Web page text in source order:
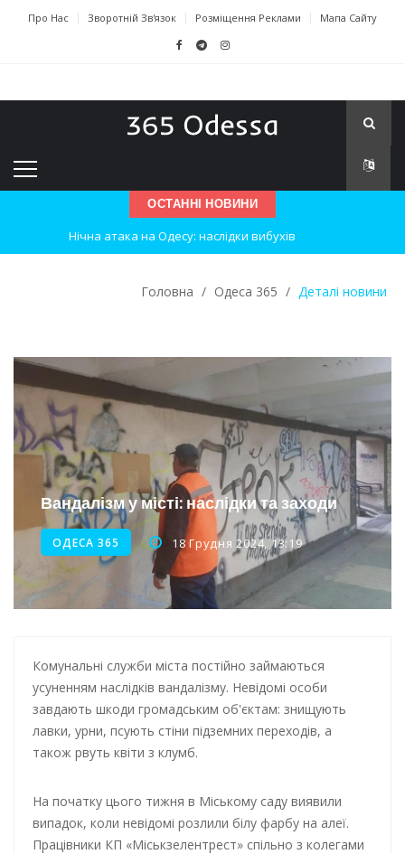
Про Нас Зворотній Зв'язок Розміщення Реклами Мапа Сайту
ОСТАННІ НОВИНИ
Нічна атака на Одесу: наслідки вибухів
Новини з Зимової школи інсульту в Швейцарії
Інтеграція ветеранів в українське суспільство
Нічна атака на Одесу: наслідки обстрілу
Енергетична підтримка для Одеси
Водопостачання в Одесі: нові локації для підвезення води
Головна / Одеса 365 / Деталі новини
Вандалізм у місті: наслідки та заходи
ОДЕСА 365 18 Грудня 2024, 13:19
Комунальні служби міста постійно займаються
усуненням наслідків вандалізму. Невідомі особи
завдають шкоди громадським об'єктам: знищують
лавки, урни, псують стіни підземних переходів, а
також рвуть квіти з клумб.
На початку цього тижня в Міському саду виявили
випадок, коли невідомі розлили білу фарбу на алеї.
Працівники КП «Міськзелентрест» спільно з колегами